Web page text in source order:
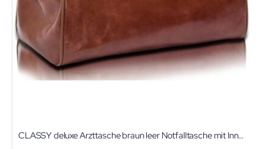
CLASSY deluxe Arzttasche braun leer Notfalltasche mit Innenfächern von Elite-Bags